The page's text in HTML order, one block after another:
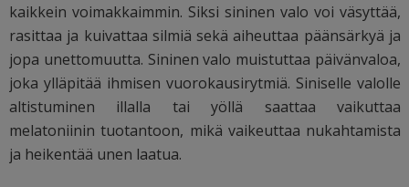
kaikkein voimakkaimmin. Siksi sininen valo voi väsyttää,
rasittaa ja kuivattaa silmiä sekä aiheuttaa päänsärkyä ja
jopa unettomuutta. Sininen valo muistuttaa päivänvaloa,
joka ylläpitää ihmisen vuorokausirytmiä. Siniselle valolle
altistuminen illalla tai yöllä saattaa vaikuttaa
melatoniinin tuotantoon, mikä vaikeuttaa nukahtamista
ja heikentää unen laatua.